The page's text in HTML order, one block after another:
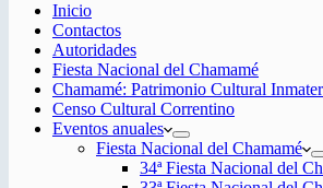
Inicio
Contactos
Autoridades
Fiesta Nacional del Chamamé
Chamamé: Patrimonio Cultural
Censo Cultural Correntino
Eventos anuales
Fiesta Nacional del Chamamé
34ª Fiesta Nacional del